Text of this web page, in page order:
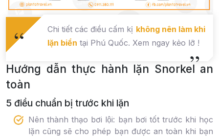
Chi tiết các điều cấm kị không nên làm khi
lặn biển tại Phú Quốc. Xem ngay kẻo lỡ !
Hướng dẫn thực hành lặn Snorkel an
toàn
5 điều chuẩn bị trước khi lặn
Nên thành thạo bơi lội: bạn bơi tốt trước khi học
lặn cũng sẽ cho phép bạn được an toàn khi bạn